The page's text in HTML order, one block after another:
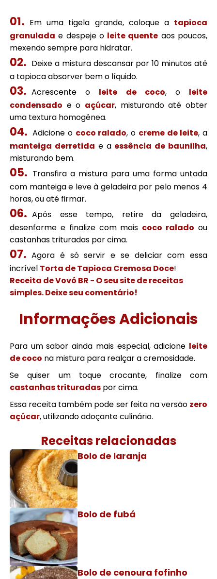
Em uma tigela grande, coloque a tapioca
granulada e despeje o leite quente aos poucos,
mexendo sempre para hidratar.
Deixe a mistura descansar por 10 minutos até
a tapioca absorver bem o líquido.
Acrescente o leite de coco, o leite
condensado e o açúcar, misturando até obter
uma textura homogênea.
Adicione o coco ralado, o creme de leite, a
manteiga derretida e a essência de baunilha,
misturando bem.
Transfira a mistura para uma forma untada
com manteiga e leve à geladeira por pelo menos 4
horas, ou até firmar.
Após esse tempo, retire da geladeira,
desenforme e finalize com mais coco ralado ou
castanhas trituradas por cima.
Agora é só servir e se deliciar com essa
incrível Torta de Tapioca Cremosa Doce!
Receita de Vovó BR - O seu site de receitas
simples. Deixe seu comentário!
Informações Adicionais
Para um sabor ainda mais especial, adicione leite
de coco na mistura para realçar a cremosidade.
Se quiser um toque crocante, finalize com
castanhas trituradas por cima.
Essa receita também pode ser feita na versão zero
açúcar, utilizando adoçante culinário.
Receitas relacionadas
Bolo de laranja
Bolo de fubá
Bolo de cenoura fofinho